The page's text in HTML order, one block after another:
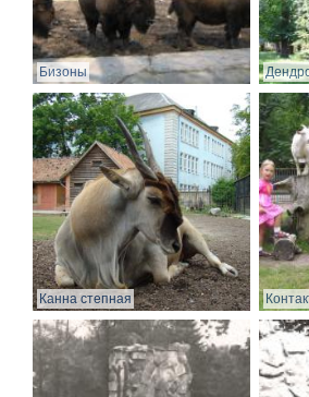
Бизоны
Канна степная